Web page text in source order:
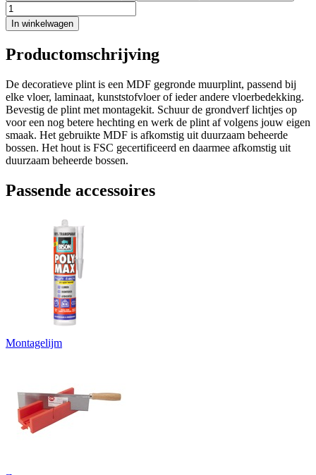
In winkelwagen
Productomschrijving
De decoratieve plint is een MDF gegronde muurplint, passend bij
elke vloer, laminaat, kunststofvloer of ieder andere vloerbedekking.
Bevestig de plint met montagekit. Schuur de grondverf lichtjes op
voor een nog betere hechting en werk de plint af volgens jouw eigen
smaak. Het gebruikte MDF is afkomstig uit duurzaam beheerde
bossen. Het hout is FSC gecertificeerd en daarmee afkomstig uit
duurzaam beheerde bossen.
Passende accessoires
Montagelijm